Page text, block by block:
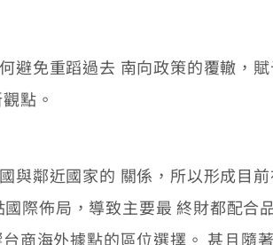
免重蹈過去 南向政策的覆轍，
點。
鄰近國家的 關係，所以形成目
際佈局，導致主要最 終財都配合
商海外據點的區位選擇。 甚且隨